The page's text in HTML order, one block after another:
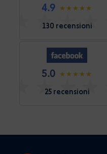
4.9
130 recensioni
5.0
25 recensioni